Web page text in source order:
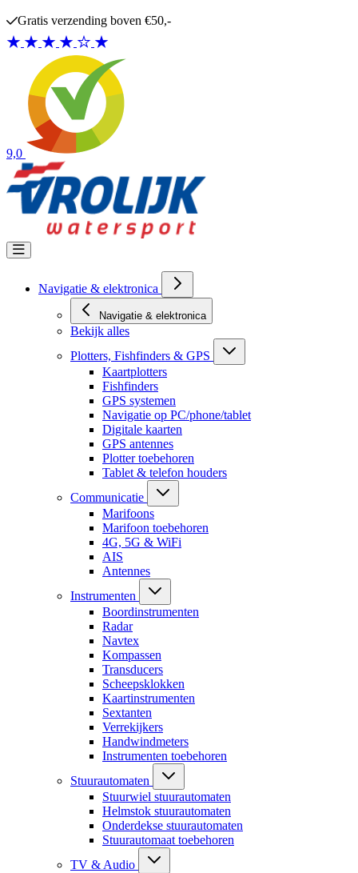
Gratis verzending boven €50,-
9,0
Navigatie & elektronica
Navigatie & elektronica
Bekijk alles
Plotters, Fishfinders & GPS
Kaartplotters
Fishfinders
GPS systemen
Navigatie op PC/phone/tablet
Digitale kaarten
GPS antennes
Plotter toebehoren
Tablet & telefon houders
Communicatie
Marifoons
Marifoon toebehoren
4G, 5G & WiFi
AIS
Antennes
Instrumenten
Boordinstrumenten
Radar
Navtex
Kompassen
Transducers
Scheepsklokken
Kaartinstrumenten
Sextanten
Verrekijkers
Handwindmeters
Instrumenten toebehoren
Stuurautomaten
Stuurwiel stuurautomaten
Helmstok stuurautomaten
Onderdekse stuurautomaten
Stuurautomaat toebehoren
TV & Audio